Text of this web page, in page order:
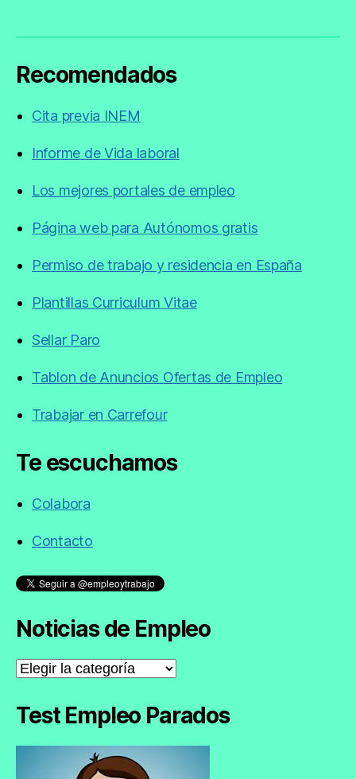
Recomendados
Cita previa INEM
Informe de Vida laboral
Los mejores portales de empleo
Página web para Autónomos gratis
Permiso de trabajo y residencia en España
Plantillas Curriculum Vitae
Sellar Paro
Tablon de Anuncios Ofertas de Empleo
Trabajar en Carrefour
Te escuchamos
Colabora
Contacto
Noticias de Empleo
Noticias
de
Test Empleo Parados